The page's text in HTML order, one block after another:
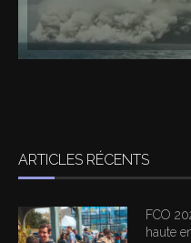
ARTICLES RÉCENTS
FCO
haute